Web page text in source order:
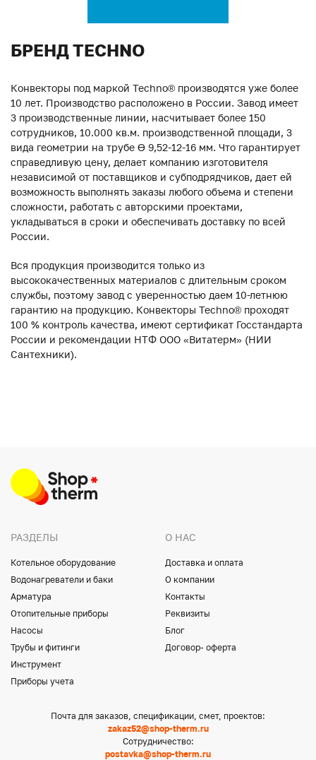
БРЕНД TECHNO
Конвекторы под маркой Techno® производятся уже более
10 лет. Производство расположено в России. Завод имеет
3 производственные линии, насчитывает более 150
сотрудников, 10.000 кв.м. производственной площади, 3
вида геометрии на трубе ϴ 9,52-12-16 мм. Что гарантирует
справедливую цену, делает компанию изготовителя
независимой от поставщиков и субподрядчиков, дает ей
возможность выполнять заказы любого объема и степени
сложности, работать с авторскими проектами,
укладываться в сроки и обеспечивать доставку по всей
России.
Вся продукция производится только из
высококачественных материалов с длительным сроком
службы, поэтому завод с уверенностью даем 10-летнюю
гарантию на продукцию. Конвекторы Techno® проходят
100 % контроль качества, имеют сертификат Госстандарта
России и рекомендации НТФ ООО «Витатерм» (НИИ
Сантехники).
РАЗДЕЛЫ
Котельное оборудование
Водонагреватели и баки
Арматура
Отопительные приборы
Насосы
Трубы и фитинги
Инструмент
Приборы учета
О НАС
Доставка и оплата
О компании
Контакты
Реквизиты
Блог
Договор- оферта
Почта для заказов, спецификации, смет, проектов:
zakaz52@shop-therm.ru
Сотрудничество:
postavka@shop-therm.ru